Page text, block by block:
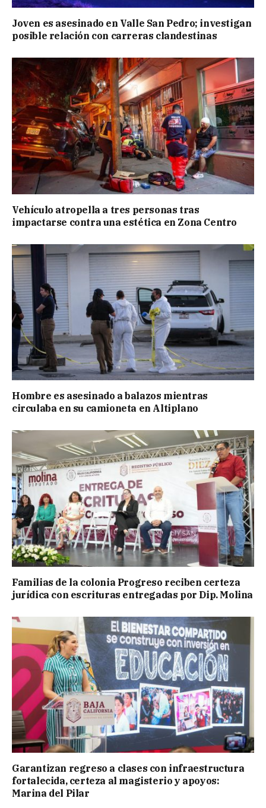
Joven es asesinado en Valle San Pedro; investigan
posible relación con carreras clandestinas
Vehículo atropella a tres personas tras
impactarse contra una estética en Zona Centro
Hombre es asesinado a balazos mientras
circulaba en su camioneta en Altiplano
Familias de la colonia Progreso reciben certeza
jurídica con escrituras entregadas por Dip. Molina
Garantizan regreso a clases con infraestructura
fortalecida, certeza al magisterio y apoyos:
Marina del Pilar